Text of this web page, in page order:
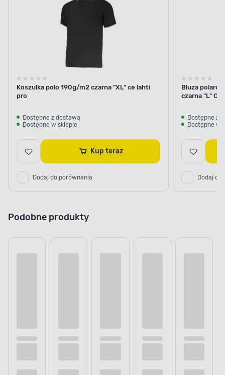
Koszulka polo 190g/m2 czarna "XL" ce lahti
pro
Dostępne z dostawą
Dostępne w sklepie
Kup teraz
Dodaj do porównania
Bluza
czarna "L" CE
Dostępne z
Dostępne w
Dodaj do
Podobne produkty